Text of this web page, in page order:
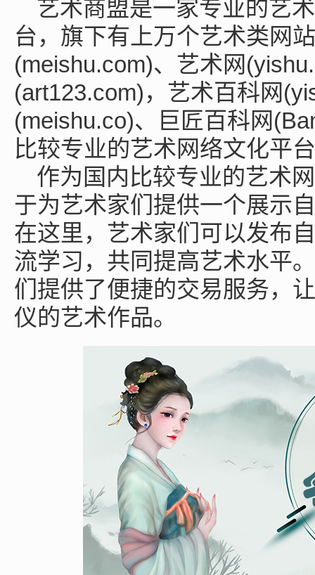
艺术商盟是一家专业的艺
台，旗下有上万个艺术类网
(meishu.com)、艺术网
(art123.com)，艺术百科网
(meishu.co)、巨匠百科网
比较专业的艺术网络文化平
作为国内比较专业的艺术
于为艺术家们提供一个展示
在这里，艺术家们可以发布
流学习，共同提高艺术水平
们提供了便捷的交易服务，
仪的艺术作品。